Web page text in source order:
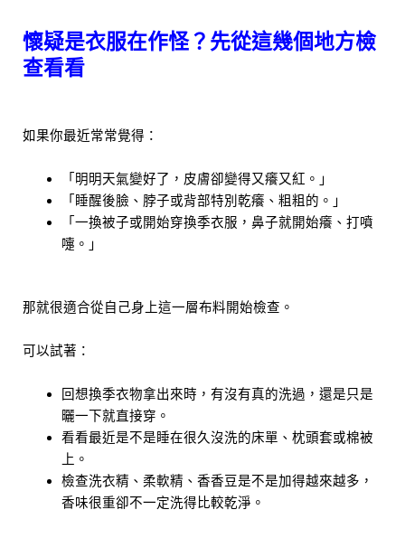
懷疑是衣服在作怪？先從這幾個地方檢
查看看
如果你最近常常覺得：
「明明天氣變好了，皮膚卻變得又癢又紅。」
「睡醒後臉、脖子或背部特別乾癢、粗粗的。」
「一換被子或開始穿換季衣服，鼻子就開始癢、打噴
嚏。」
那就很適合從自己身上這一層布料開始檢查。
可以試著：
回想換季衣物拿出來時，有沒有真的洗過，還是只是
曬一下就直接穿。
看看最近是不是睡在很久沒洗的床單、枕頭套或棉被
上。
檢查洗衣精、柔軟精、香香豆是不是加得越來越多，
香味很重卻不一定洗得比較乾淨。